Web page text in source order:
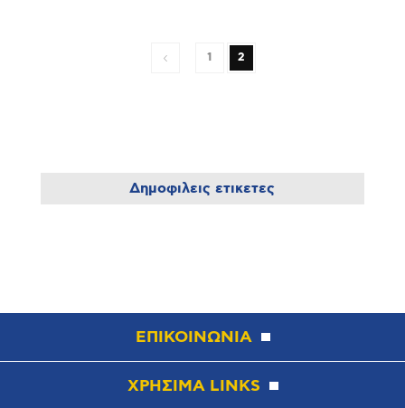
1 2
Δημοφιλεις ετικετες
ΕΠΙΚΟΙΝΩΝΙΑ
ΧΡΗΣΙΜΑ LINKS